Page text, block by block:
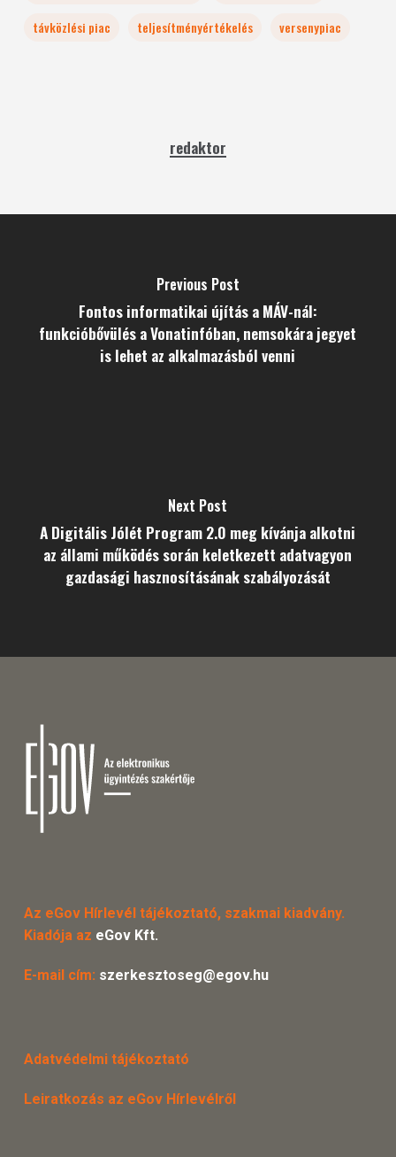
távközlési piac
teljesítményértékelés versenypiac
redaktor
Previous Post
Fontos informatikai újítás a MÁV-nál:
funkcióbővülés a Vonatinfóban, nemsokára jegyet
is lehet az alkalmazásból venni
Next Post
A Digitális Jólét Program 2.0 meg kívánja alkotni
az állami működés során keletkezett adatvagyon
gazdasági hasznosításának szabályozását
Az eGov Hírlevél tájékoztató, szakmai kiadvány.
Kiadója az eGov Kft.
E-mail cím: szerkesztoseg@egov.hu
Adatvédelmi tájékoztató
Leiratkozás az eGov Hírlevélről